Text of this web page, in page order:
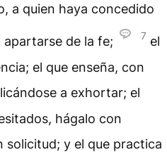
a quien haya concedido
de la fe; 7 el
el que enseña, con
a exhortar; el
hágalo con
solicitud; y el que practica